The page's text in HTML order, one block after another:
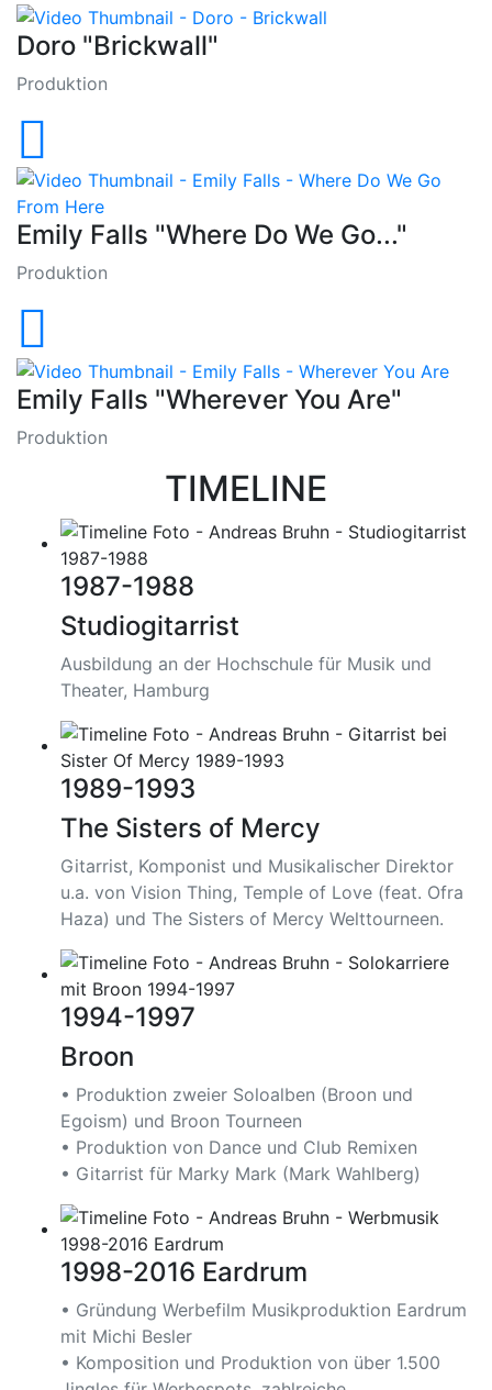
Doro "Brickwall"
Produktion
Emily Falls "Where Do We Go..."
Produktion
Emily Falls "Wherever You Are"
Produktion
TIMELINE
1987-1988
Studiogitarrist
Ausbildung an der Hochschule für Musik und
Theater, Hamburg
1989-1993
The Sisters of Mercy
Gitarrist, Komponist und Musikalischer Direktor
u.a. von Vision Thing, Temple of Love (feat. Ofra
Haza) und The Sisters of Mercy Welttourneen.
1994-1997
Broon
• Produktion zweier Soloalben (Broon und
Egoism) und Broon Tourneen
• Produktion von Dance und Club Remixen
• Gitarrist für Marky Mark (Mark Wahlberg)
1998-2016 Eardrum
• Gründung Werbefilm Musikproduktion Eardrum
mit Michi Besler
• Komposition und Produktion von über 1.500